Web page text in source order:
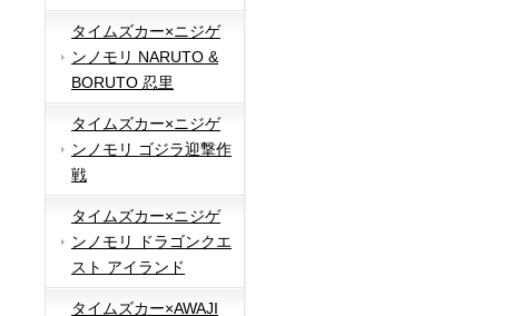
タイムズカー×ニジゲ
ンノモリ NARUTO &
BORUTO 忍里
タイムズカー×ニジゲ
ンノモリ ゴジラ迎撃作
戦
タイムズカー×ニジゲ
ンノモリ ドラゴンクエ
スト アイランド
タイムズカー×AWAJI